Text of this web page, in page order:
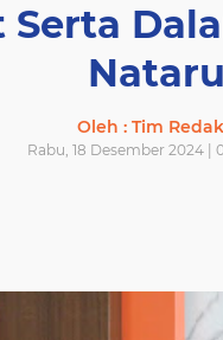
Nataru
Oleh : Tim
Rabu, 18 Desember 2024 |